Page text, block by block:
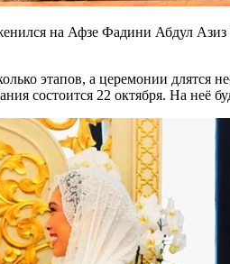
на Афзе Фадини Абдул
этапов, а церемонии
состоится 22 октября. На